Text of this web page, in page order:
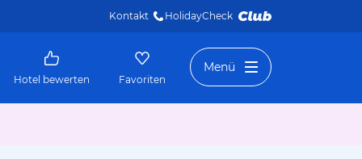
Kontakt HolidayCheck
Hotel bewerten Favoriten
Menü